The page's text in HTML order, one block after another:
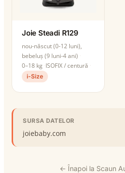
Joie Steadi R129
nou-născut (0-12 luni),
bebeluș (9 luni-4 ani)
0–18 kg ISOFIX / centură
i-Size
SURSA DATELOR
joiebaby.com
← Înapoi la Scaun